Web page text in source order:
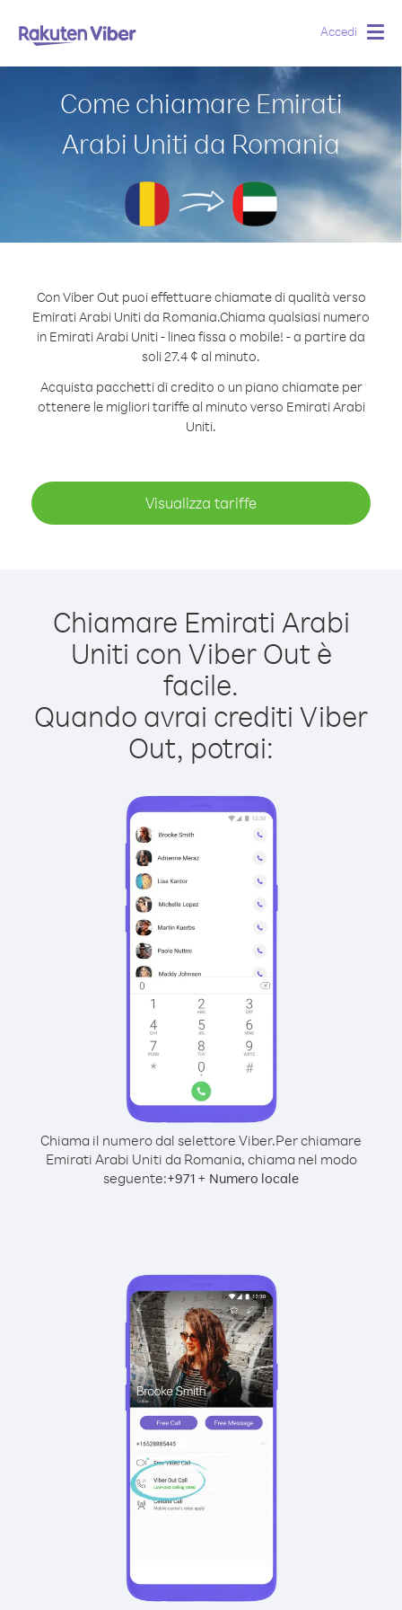
Accedi
Come chiamare Emirati
Arabi Uniti da Romania
Con Viber Out puoi effettuare chiamate di qualità verso
Emirati Arabi Uniti da Romania.Chiama qualsiasi numero
in Emirati Arabi Uniti - linea fissa o mobile! - a partire da
soli 27.4 ¢ al minuto.
Acquista pacchetti di credito o un piano chiamate per
ottenere le migliori tariffe al minuto verso Emirati Arabi
Uniti.
Visualizza tariffe
Chiamare Emirati Arabi
Uniti con Viber Out è
facile.
Quando avrai crediti Viber
Out, potrai:
Chiama il numero dal selettore Viber.Per chiamare
Emirati Arabi Uniti da Romania, chiama nel modo
seguente:+971 + Numero locale